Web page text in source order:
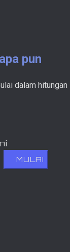
pun
dalam hitungan
MULAI